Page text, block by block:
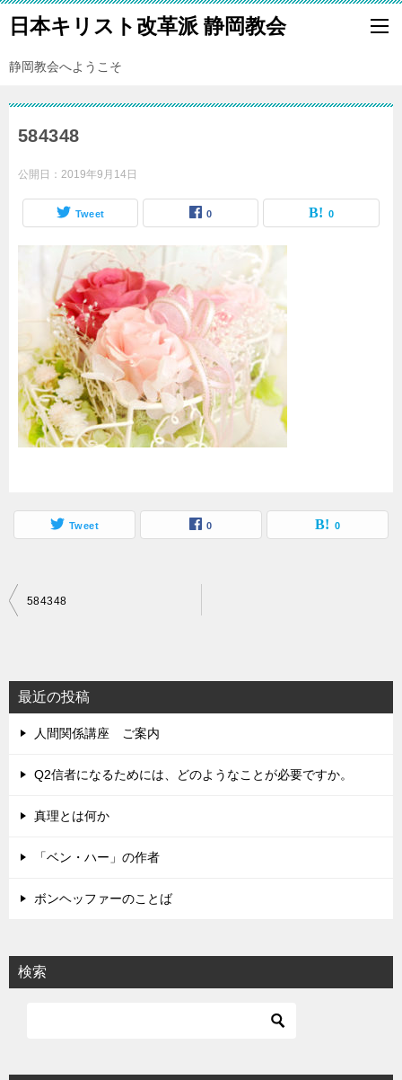
日本キリスト改革派 静岡教会
静岡教会へようこそ
584348
公開日： 2019年9月14日
Tweet 0 0
Tweet 0 0
投
ビ
ゲ
ー
シ
584348
最近の投稿
人間関係講座 ご案内
Q2信者になるためには、どのようなことが必要ですか。
真理とは何か
「ベン・ハー」の作者
ボンヘッファーのことば
検索